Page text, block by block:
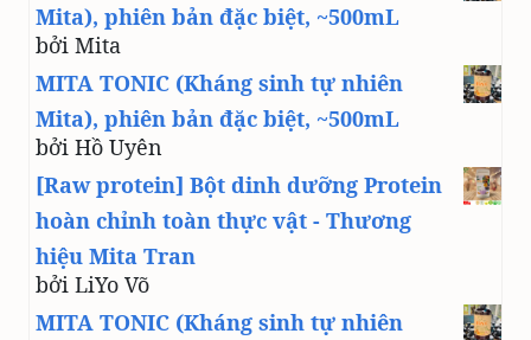
Mita), phiên bản đặc biệt, ~500mL
bởi Mita
MITA TONIC (Kháng sinh tự nhiên
Mita), phiên bản đặc biệt, ~500mL
bởi Hồ Uyên
[Raw protein] Bột dinh dưỡng Protein
hoàn chỉnh toàn thực vật - Thương
hiệu Mita Tran
bởi LiYo Võ
MITA TONIC (Kháng sinh tự nhiên